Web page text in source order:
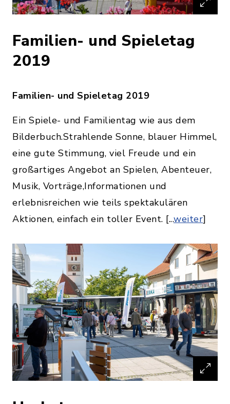
Familien- und Spieletag
2019
Familien- und Spieletag 2019
Ein Spiele- und Familientag wie aus dem
Bilderbuch.Strahlende Sonne, blauer Himmel,
eine gute Stimmung, viel Freude und ein
großartiges Angebot an Spielen, Abenteuer,
Musik, Vorträge,Informationen und
erlebnisreichen wie teils spektakulären
Aktionen, einfach ein toller Event. [...weiter]